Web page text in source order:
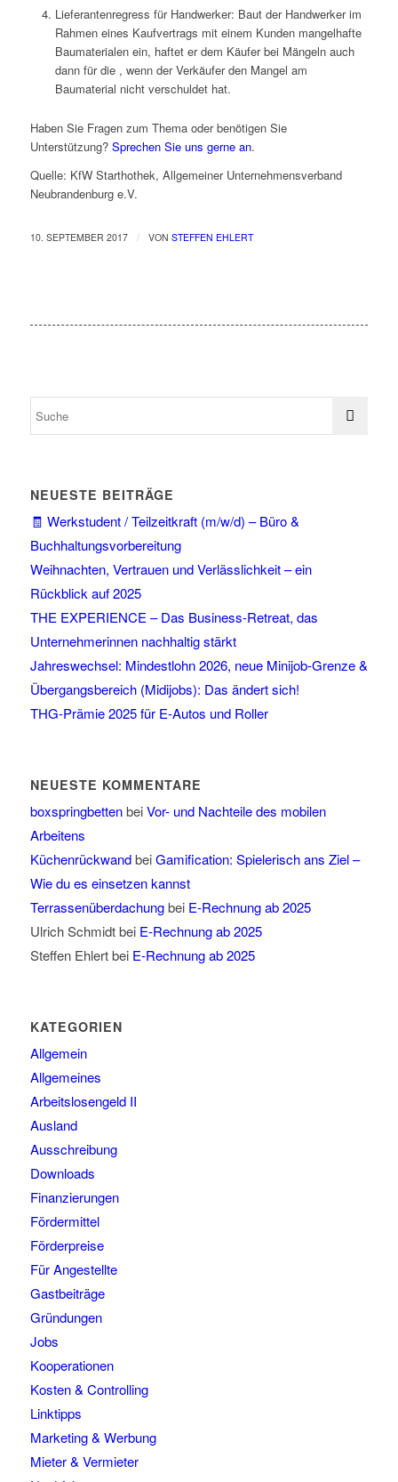
Lieferantenregress für Handwerker: Baut der Handwerker im
Rahmen eines Kaufvertrags mit einem Kunden mangelhafte
Baumaterialen ein, haftet er dem Käufer bei Mängeln auch
dann für die , wenn der Verkäufer den Mangel am
Baumaterial nicht verschuldet hat.
Haben Sie Fragen zum Thema oder benötigen Sie
Unterstützung? Sprechen Sie uns gerne an.
Quelle: KfW Starthothek, Allgemeiner Unternehmensverband
Neubrandenburg e.V.
10. SEPTEMBER 2017 / VON STEFFEN EHLERT
NEUESTE BEITRÄGE
🧾 Werkstudent / Teilzeitkraft (m/w/d) – Büro &
Buchhaltungsvorbereitung
Weihnachten, Vertrauen und Verlässlichkeit – ein
Rückblick auf 2025
THE EXPERIENCE – Das Business-Retreat, das
Unternehmerinnen nachhaltig stärkt
Jahreswechsel: Mindestlohn 2026, neue Minijob-Grenze &
Übergangsbereich (Midijobs): Das ändert sich!
THG-Prämie 2025 für E-Autos und Roller
NEUESTE KOMMENTARE
boxspringbettenbeiVor- und Nachteile des mobilen
Arbeitens
KüchenrückwandbeiGamification: Spielerisch ans Ziel –
Wie du es einsetzen kannst
Terrassenüberdachungbei E-Rechnung ab 2025
Ulrich Schmidtbei E-Rechnung ab 2025
Steffen Ehlertbei E-Rechnung ab 2025
KATEGORIEN
Allgemein
Allgemeines
Arbeitslosengeld II
Ausland
Ausschreibung
Downloads
Finanzierungen
Fördermittel
Förderpreise
Für Angestellte
Gastbeiträge
Gründungen
Jobs
Kooperationen
Kosten & Controlling
Linktipps
Marketing & Werbung
Mieter & Vermieter